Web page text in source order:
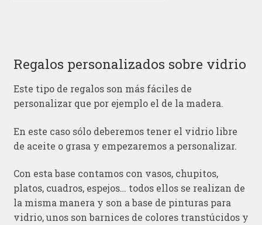
Regalos personalizados sobre vidrio
Este tipo de regalos son más fáciles de
personalizar que por ejemplo el de la madera.
En este caso sólo deberemos tener el vidrio libre
de aceite o grasa y empezaremos a personalizar.
Con esta base contamos con vasos, chupitos,
platos, cuadros, espejos… todos ellos se realizan de
la misma manera y son a base de pinturas para
vidrio, unos son barnices de colores transtúcidos y